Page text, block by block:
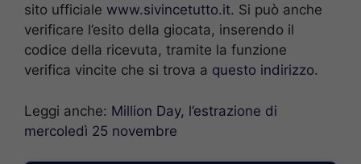
sito ufficiale www.sivincetutto.it. Si può anche
verificare l’esito della giocata, inserendo il
codice della ricevuta, tramite la funzione
verifica vincite che si trova a questo indirizzo.
Leggi anche: Million Day, l’estrazione di
mercoledì 25 novembre